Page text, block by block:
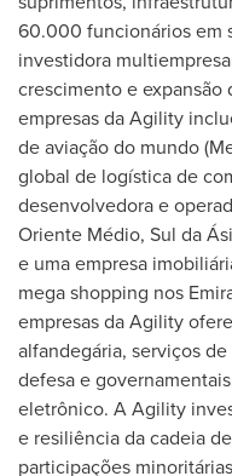
60.000 funcionários em
investidora
crescimento e
empresas da Agility
de aviação do mundo
global de logística de
desenvolvedora e
Oriente Médio, Sul da
e uma empresa
mega shopping nos
empresas da Agility
alfandegária, serviços
defesa e
eletrônico. A Agility
e resiliência da cadeia
participações